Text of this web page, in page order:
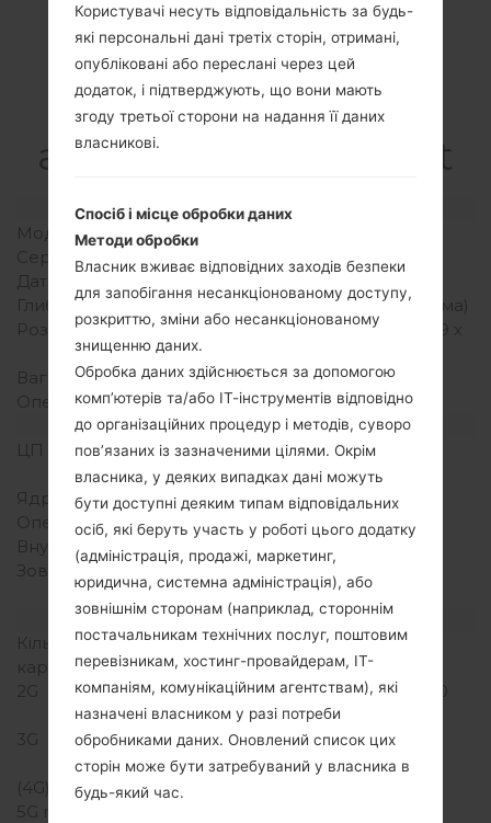
Специфікація
LGC550(LGC550)
akaLG Optimus Chat
Модель та її характеристики
Модель
Серія
LG Optimus Chat
Дата випуску
Березень, 2011
Глибина
16 міліметрів (0.63 дюйма)
Розміри (ширина/висота) 109 x 59 міліметрів (4.29 x
Вага
122 грам (4.30 унції)
Операційна система
Android 2.2 (Froyo)
Апаратне забезпечення
ЦП (процесор)
600 MHz, Qualcomm
MSM7227
Ядра процесора
Одноядерний
Оперативна память
512MB
Внутрішня память
140MB
Зовнішня память
microSD, до 32 GB
(виділений слот)
Мережа та дані
Кількість місць для сім
карт
1 Міні SIM
2G
GSM 850/900/1800/1900
MHz
3G
HSDPA 900/1700/2100
MHz
(4G) LTE
5G network
Користувачі несуть відповідальність за будь-
які персональні дані третіх сторін, отримані,
опубліковані або переслані через цей
додаток, і підтверджують, що вони мають
згоду третьої сторони на надання її даних
власникові.
Спосіб і місце обробки даних
Методи обробки
Власник вживає відповідних заходів безпеки
для запобігання несанкціонованому доступу,
розкриттю, зміни або несанкціонованому
знищенню даних.
Обробка даних здійснюється за допомогою
комп’ютерів та/або ІТ-інструментів відповідно
до організаційних процедур і методів, суворо
пов’язаних із зазначеними цілями. Окрім
власника, у деяких випадках дані можуть
бути доступні деяким типам відповідальних
осіб, які беруть участь у роботі цього додатку
(адміністрація, продажі, маркетинг,
юридична, системна адміністрація), або
зовнішнім сторонам (наприклад, стороннім
постачальникам технічних послуг, поштовим
перевізникам, хостинг-провайдерам, ІТ-
компаніям, комунікаційним агентствам), які
назначені власником у разі потреби
обробниками даних. Оновлений список цих
сторін може бути затребуваний у власника в
будь-який час.